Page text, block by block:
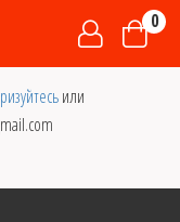
0
или